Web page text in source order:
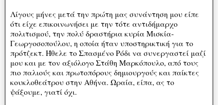
Λίγους μήνες μετά την πρώτη μας συνάντηση μου είπε
ότι είχε επικοινωνήσει με την τότε αντιδήμαρχο
πολιτισμού, την πολύ δραστήρια κυρία Μισκία-
Γεωργοσοπούλου, η οποία ήταν υποστηρικτική για το
πρότζεκτ. Ήθελε το Σπασμένο Ρόδι να συνεργαστεί μαζί
μου και με τον αξιόλογο Στάθη Μαρκόπουλο, από τους
πιο παλιούς και πρωτοπόρους δημιουργούς και παίκτες
κουκλοθεάτρου στην Αθήνα. Ωραία, είπα, ας το
ψάξουμε, γιατί όχι.